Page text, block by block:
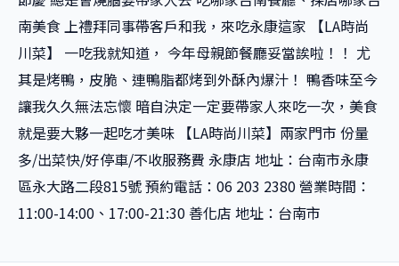
南美食 上禮拜同事帶客戶和我，來吃永康這家 【LA時尚
川菜】 一吃我就知道， 今年母親節餐廳妥當誒啦！！ 尤
其是烤鴨，皮脆、連鴨脂都烤到外酥內爆汁！ 鴨香味至今
讓我久久無法忘懷 暗自決定一定要帶家人來吃一次，美食
就是要大夥一起吃才美味 【LA時尚川菜】兩家門市 份量
多/出菜快/好停車/不收服務費 永康店 地址：台南市永康
區永大路二段815號 預約電話：06 203 2380 營業時間：
11:00-14:00、17:00-21:30 善化店 地址：台南市